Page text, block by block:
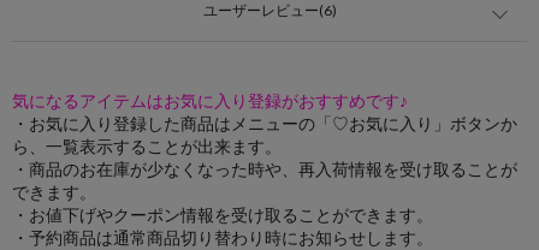
ユーザーレビュー(6)
気になるアイテムはお気に入り登録がおすすめです♪
・お気に入り登録した商品はメニューの「♡お気に入り」ボタンか
ら、一覧表示することが出来ます。
・商品のお在庫が少なくなった時や、再入荷情報を受け取ることが
できます。
・お値下げやクーポン情報を受け取ることができます。
・予約商品は通常商品切り替わり時にお知らせします。